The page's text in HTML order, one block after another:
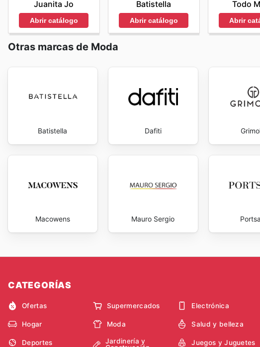
Juanita Jo
Abrir catálogo
Batistella
Abrir catálogo
Todo
Abrir
Otras marcas de Moda
Batistella Dafiti
Macowens Mauro Sergio
CATEGORÍAS
Ofertas Supermercados Electrónica
Hogar Moda Salud y belleza
Deportes
Jardinería y
Juegos y Juguetes